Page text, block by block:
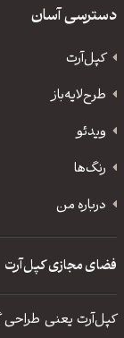
دسترسی آسان
کپل‌آرت
طرح‌لایه‌باز
ویدئو
رنگ‌ها
درباره من
فضای مجازی کپل‌آرت
کپل‌آرت یعنی طراحی